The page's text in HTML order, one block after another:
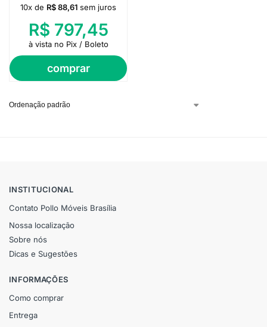
comprar
10x de R$88,61 sem juros
R$ 797,45
à vista no Pix / Boleto
INSTITUCIONAL
Contato Pollo Móveis Brasília
Nossa localização
Sobre nós
Dicas e Sugestões
INFORMAÇÕES
Como comprar
Entrega